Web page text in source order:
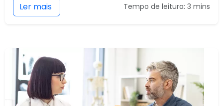
Ler mais Tempo de leitura: 3 mins